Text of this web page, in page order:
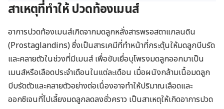
สาเหตุที่ทำให้ ปวดท้องเมนส์
อาการปวดท้องเมนส์เกิดจากมดลูกหลั่งสารพรอสตาแกลนดิน
(Prostaglandins) ซึ่งเป็นสารเคมีที่ทำหน้าที่กระตุ้นให้มดลูกบีบรัด
และคลายตัวในช่วงที่มีเมนส์ เพื่อขับเยื่อบุโพรงมดลูกออกมาเป็น
เมนส์หรือเลือดประจำเดือนในแต่ละเดือน เมื่อผนังกล้ามเนื้อมดลูก
บีบรัดตัวและคลายตัวอย่างต่อเนื่องอาจทำให้ปริมาณเลือดและ
ออกซิเจนที่ไปเลี้ยงมดลูกลดลงชั่วคราว เป็นสาเหตุให้เกิดอาการปวด